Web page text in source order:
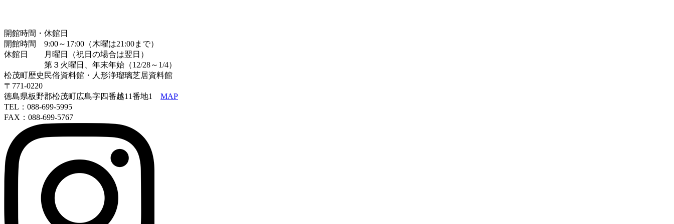
開館時間・休館日
開館時間 9:00～17:00（木曜は21:00まで）
休館日 月曜日（祝日の場合は翌日）
第３火曜日、年末年始（12/28～1/4）
松茂町歴史民俗資料館・人形浄瑠璃芝居資料館
〒771-0220
徳島県板野郡松茂町広島字四番越11番地1 MAP
TEL：088-699-5995
FAX：088-699-5767